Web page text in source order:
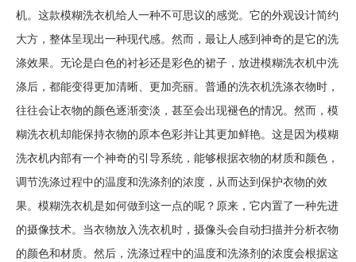
机。这款模糊洗衣机给人一种不可思议的感觉。它的外观设计简约
大方，整体呈现出一种现代感。然而，最让人感到神奇的是它的洗
涤效果。无论是白色的衬衫还是彩色的裙子，放进模糊洗衣机中洗
涤后，都能变得更加清晰、更加亮丽。普通的洗衣机洗涤衣物时，
往往会让衣物的颜色逐渐变淡，甚至会出现褪色的情况。然而，模
糊洗衣机却能保持衣物的原本色彩并让其更加鲜艳。这是因为模糊
洗衣机内部有一个神奇的引导系统，能够根据衣物的材质和颜色，
调节洗涤过程中的温度和洗涤剂的浓度，从而达到保护衣物的效
果。模糊洗衣机是如何做到这一点的呢？原来，它内置了一种先进
的摄像技术。当衣物放入洗衣机时，摄像头会自动扫描并分析衣物
的颜色和材质。然后，洗涤过程中的温度和洗涤剂的浓度会根据这